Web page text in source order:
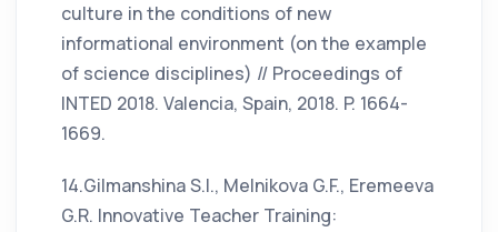
culture in the conditions of new
informational environment (on the example
of science disciplines) // Proceedings of
INTED 2018. Valencia, Spain, 2018. P. 1664-
1669.
14.Gilmanshina S.I., Melnikova G.F., Eremeeva
G.R. Innovative Teacher Training: